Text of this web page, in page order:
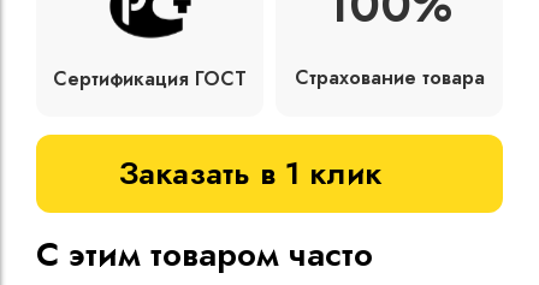
Сертификация ГОСТ Страхование товара
Заказать в 1 клик
С этим товаром часто